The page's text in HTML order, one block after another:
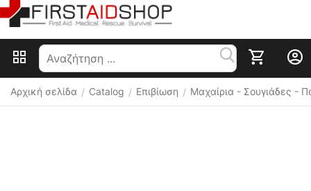
Αρχική σελίδα / Catalog / Επιβίωση / Μαχαίρια - Σουγιάδες -